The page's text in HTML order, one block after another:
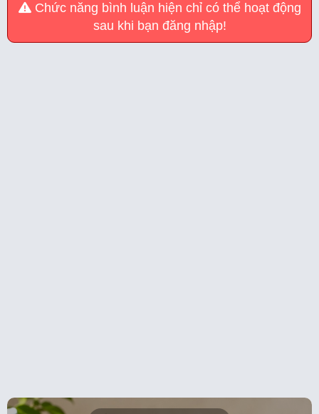
Chức năng bình luận hiện chỉ có thể hoạt động
sau khi bạn đăng nhập!